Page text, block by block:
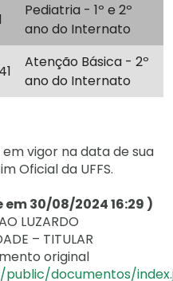
Pediatria - 1º e 2º
ano do Internato
Atenção Básica - 2º
ano do Internato
vigor na data de sua
Oficial da UFFS.
30/08/2024 16:29 )
LUZARDO
– TITULAR
original
documentos/